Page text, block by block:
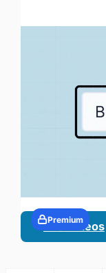
Premium
Alle Videos